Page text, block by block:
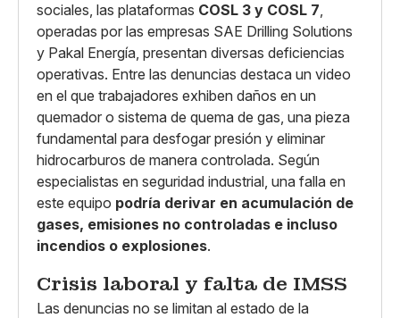
sociales, las plataformas COSL 3 y COSL 7,
operadas por las empresas SAE Drilling Solutions
y Pakal Energía, presentan diversas deficiencias
operativas. Entre las denuncias destaca un video
en el que trabajadores exhiben daños en un
quemador o sistema de quema de gas, una pieza
fundamental para desfogar presión y eliminar
hidrocarburos de manera controlada. Según
especialistas en seguridad industrial, una falla en
este equipo podría derivar en acumulación de
gases, emisiones no controladas e incluso
incendios o explosiones.
Crisis laboral y falta de IMSS
Las denuncias no se limitan al estado de la